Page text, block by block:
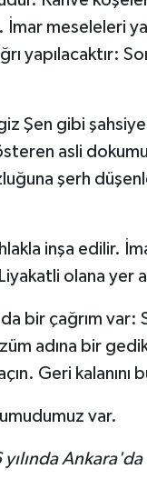
İmar meseleleri
yapılacaktır:
Şen gibi
asli
şerh
inşa edilir.
olana yer
bir çağrım
adına bir
Geri kalanını
var.
Ankara'da